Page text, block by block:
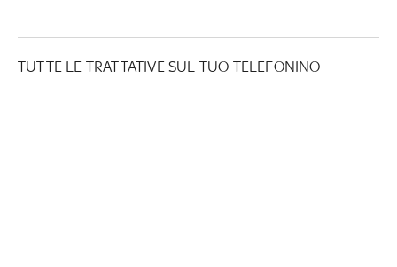
TUTTE LE TRATTATIVE SUL TUO TELEFONINO